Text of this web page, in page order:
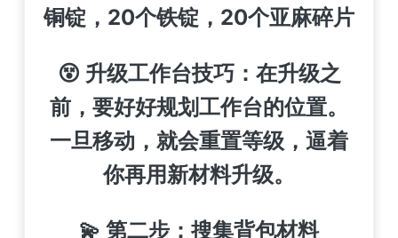
铜锭，20个铁锭，20个亚麻碎片
😵 升级工作台技巧：在升级之
前，要好好规划工作台的位置。
一旦移动，就会重置等级，逼着
你再用新材料升级。
💫 第二步：搜集背包材料